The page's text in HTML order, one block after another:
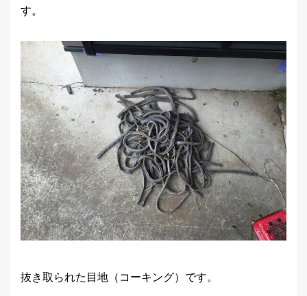
す。
抜き取られた目地（コーキング）です。